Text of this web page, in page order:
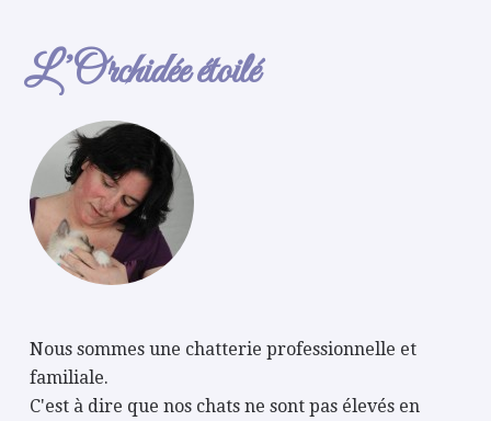
L’Orchidée étoilé
Nous sommes une chatterie professionnelle et
familiale.
C'est à dire que nos chats ne sont pas élevés en